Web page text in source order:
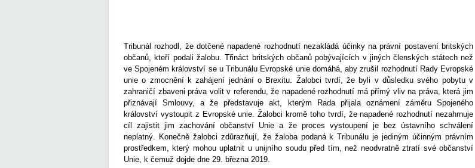
Tribunál rozhodl, že dotčené napadené rozhodnutí nezakládá účinky na právní postavení britských
občanů, kteří podali žalobu. Třináct britských občanů pobývajících v jiných členských státech než
ve Spojeném království se u Tribunálu Evropské unie domáhá, aby zrušil rozhodnutí Rady Evropské
unie o zmocnění k zahájení jednání o Brexitu. Žalobci tvrdí, že byli v důsledku svého pobytu v
zahraničí zbaveni práva volit v referendu, že napadené rozhodnutí má přímý vliv na práva, která jim
přiznávají Smlouvy, a že představuje akt, kterým Rada přijala oznámení záměru Spojeného
království vystoupit z Evropské unie. Žalobci kromě toho tvrdí, že napadené rozhodnutí nezahrnuje
cíl zajistit jim zachování občanství Unie a že proces vystoupení je bez ústavního schválení
neplatný. Konečně žalobci zdůrazňují, že žaloba podaná k Tribunálu je jediným účinným právním
prostředkem, který mohou uplatnit u unijního soudu před tím, než neodvratně ztratí své občanství
Unie, k čemuž dojde dne 29. března 2019.